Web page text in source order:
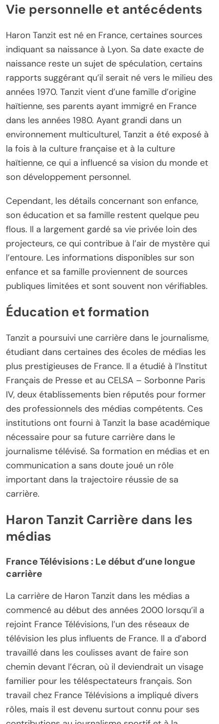
Vie personnelle et antécédents
Haron Tanzit est né en France, certaines sources
indiquant sa naissance à Lyon. Sa date exacte de
naissance reste un sujet de spéculation, certains
rapports suggérant qu’il serait né vers le milieu des
années 1970. Tanzit vient d’une famille d’origine
haïtienne, ses parents ayant immigré en France
dans les années 1980. Ayant grandi dans un
environnement multiculturel, Tanzit a été exposé à
la fois à la culture française et à la culture
haïtienne, ce qui a influencé sa vision du monde et
son développement personnel.
Cependant, les détails concernant son enfance,
son éducation et sa famille restent quelque peu
flous. Il a largement gardé sa vie privée loin des
projecteurs, ce qui contribue à l’air de mystère qui
l’entoure. Les informations disponibles sur son
enfance et sa famille proviennent de sources
publiques limitées et sont souvent non vérifiables.
Éducation et formation
Tanzit a poursuivi une carrière dans le journalisme,
étudiant dans certaines des écoles de médias les
plus prestigieuses de France. Il a étudié à l’Institut
Français de Presse et au CELSA – Sorbonne Paris
IV, deux établissements bien réputés pour former
des professionnels des médias compétents. Ces
institutions ont fourni à Tanzit la base académique
nécessaire pour sa future carrière dans le
journalisme télévisé. Sa formation en médias et en
communication a sans doute joué un rôle
important dans la trajectoire réussie de sa
carrière.
Haron Tanzit Carrière dans les
médias
France Télévisions : Le début d’une longue
carrière
La carrière de Haron Tanzit dans les médias a
commencé au début des années 2000 lorsqu’il a
rejoint France Télévisions, l’un des réseaux de
télévision les plus influents de France. Il a d’abord
travaillé dans les coulisses avant de faire son
chemin devant l’écran, où il deviendrait un visage
familier pour les téléspectateurs français. Son
travail chez France Télévisions a impliqué divers
rôles, mais il est devenu surtout connu pour ses